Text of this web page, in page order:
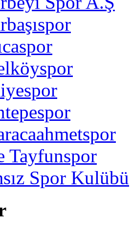
Tayfunspor
Spor Kulübü